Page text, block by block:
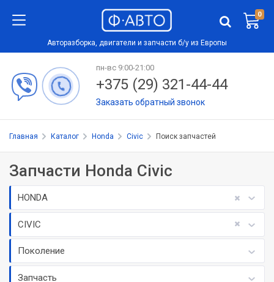
0
Авторазборка, двигатели и запчасти б/у из Европы
пн-вс 9:00-21:00
+375 (29) 321-44-44
Заказать обратный звонок
Главная Каталог Honda Civic Поиск запчастей
Запчасти Honda Civic
HONDA
CIVIC
Поколение
Запчасть